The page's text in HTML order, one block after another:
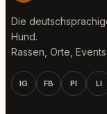
Die
Hund.
Rassen, Orte,
IG FB PI LI